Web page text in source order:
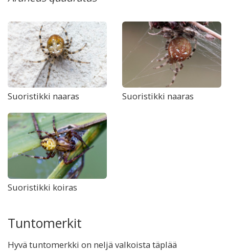
Suoristikki naaras Suoristikki naaras
Suoristikki koiras
Tuntomerkit
Hyvä tuntomerkki on neljä valkoista täplää